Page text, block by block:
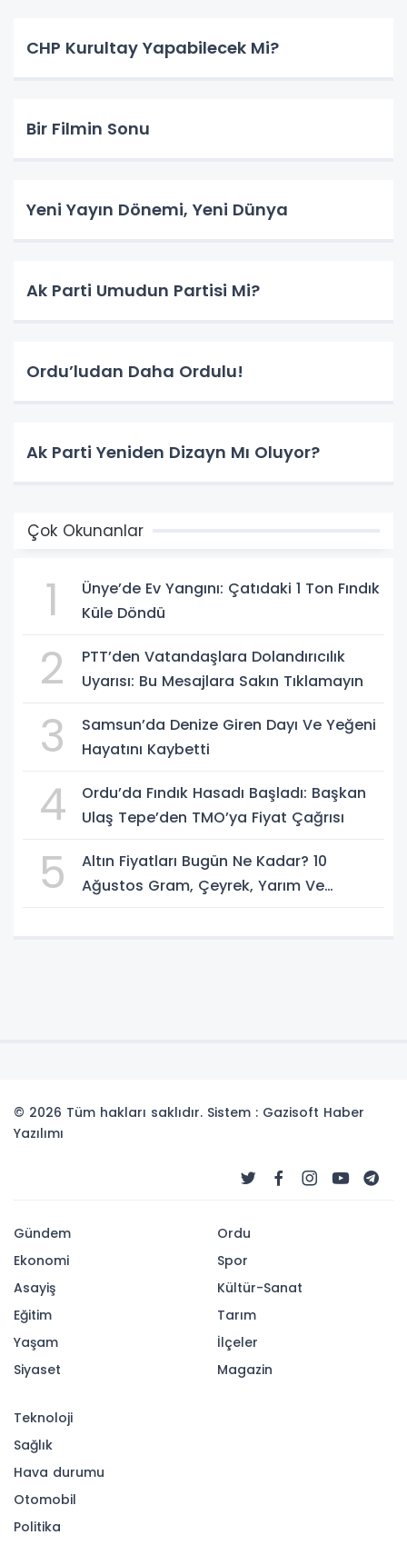
CHP Kurultay Yapabilecek Mi?
Bir Filmin Sonu
Yeni Yayın Dönemi, Yeni Dünya
Ak Parti Umudun Partisi Mi?
Ordu’ludan Daha Ordulu!
Ak Parti Yeniden Dizayn Mı Oluyor?
Çok Okunanlar
1
Ünye’de Ev Yangını: Çatıdaki 1 Ton Fındık
Küle Döndü
2
PTT’den Vatandaşlara Dolandırıcılık
Uyarısı: Bu Mesajlara Sakın Tıklamayın
3
Samsun’da Denize Giren Dayı Ve Yeğeni
Hayatını Kaybetti
4
Ordu’da Fındık Hasadı Başladı: Başkan
Ulaş Tepe’den TMO’ya Fiyat Çağrısı
5
Altın Fiyatları Bugün Ne Kadar? 10
Ağustos Gram, Çeyrek, Yarım Ve
© 2026 Tüm hakları saklıdır. Sistem : Gazisoft Haber
Yazılımı
Gündem
Ekonomi
Asayiş
Eğitim
Yaşam
Siyaset
Ordu
Spor
Kültür-Sanat
Tarım
İlçeler
Magazin
Teknoloji
Sağlık
Hava durumu
Otomobil
Politika